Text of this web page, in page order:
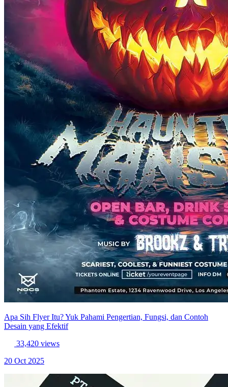
Apa Sih Flyer Itu? Yuk Pahami Pengertian, Fungsi, dan Contoh
Desain yang Efektif
33,420 views
20 Oct 2025